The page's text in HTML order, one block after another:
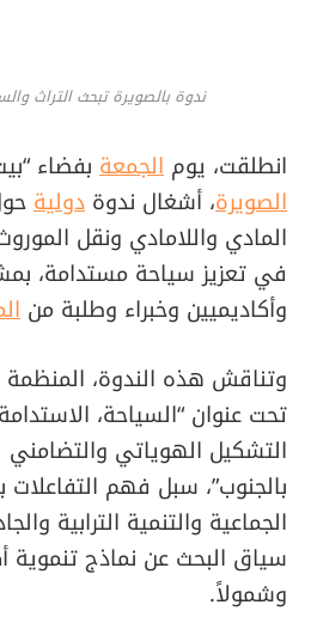
ندوة بالصويرة تبحث التراث
انطلقت، يوم الجمعة بفضاء
الصويرة، أشغال ندوة دولية
المادي واللامادي ونقل
في تعزيز سياحة مستدامة،
وأكاديميين وخبراء وطلبة من
وتناقش هذه الندوة،
تحت عنوان “السياحة،
التشكيل الهوياتي والتضامني
بالجنوب”، سبل فهم التفاعلات
الجماعية والتنمية الترابية
سياق البحث عن نماذج تنموية
وشمولاً.